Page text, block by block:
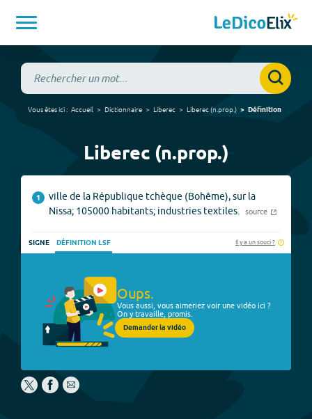
Vous êtes ici : Accueil Dictionnaire Liberec Liberec(n.prop.) Définition
Liberec (n.prop.)
1
ville de la République tchèque (Bohême), sur la
Nissa; 105000 habitants; industries textiles.
source
SIGNE DÉFINITION LSF Il y a un souci ?
Oups.
Vous aussi, vous aimeriez voir une vidéo ici ?
On y travaille, promis.
Demander la vidéo